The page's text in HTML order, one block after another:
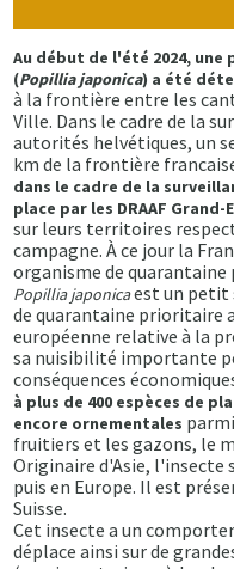
Au début de l'été 2024,
(Popillia japonica) a été
à la frontière entre les
Ville. Dans le cadre de la
autorités helvétiques, un
km de la frontière
dans le cadre de la
place par les DRAAF
sur leurs territoires
campagne. À ce jour la
organisme de
Popillia japonicaest un petit
de quarantaine prioritaire
européenne relative à la
sa nuisibilité importante
conséquences
à plus de 400 espèces de
encore ornementales
fruitiers et les gazons, le
Originaire d'Asie, l'insecte
puis en Europe. Il est
Suisse.
Cet insecte a un
déplace ainsi sur de